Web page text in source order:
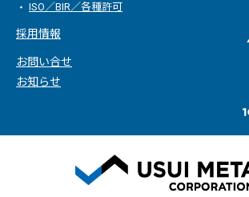
ISO／BIR／各種許可
採用情報
お問い合せ
お知らせ